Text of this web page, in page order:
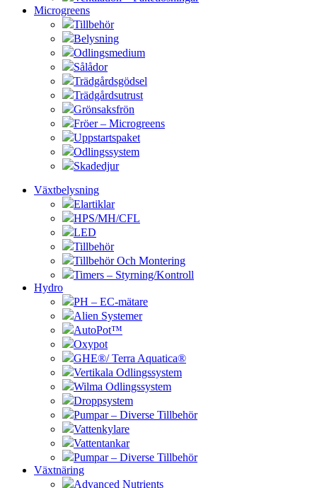
Microgreens
Tillbehör
Belysning
Odlingsmedium
Sålådor
Trädgårdsgödsel
Trädgårdsutrust
Grönsaksfrön
Fröer – Microgreens
Uppstartspaket
Odlingssystem
Skadedjur
Växtbelysning
Elartiklar
HPS/MH/CFL
LED
Tillbehör
Tillbehör Och Montering
Timers – Styrning/Kontroll
Hydro
PH – EC-mätare
Alien Systemer
AutoPot™
Oxypot
GHE®/ Terra Aquatica®
Vertikala Odlingssystem
Wilma Odlingssystem
Droppsystem
Pumpar – Diverse Tillbehör
Vattenkylare
Vattentankar
Pumpar – Diverse Tillbehör
Växtnäring
Advanced Nutrients